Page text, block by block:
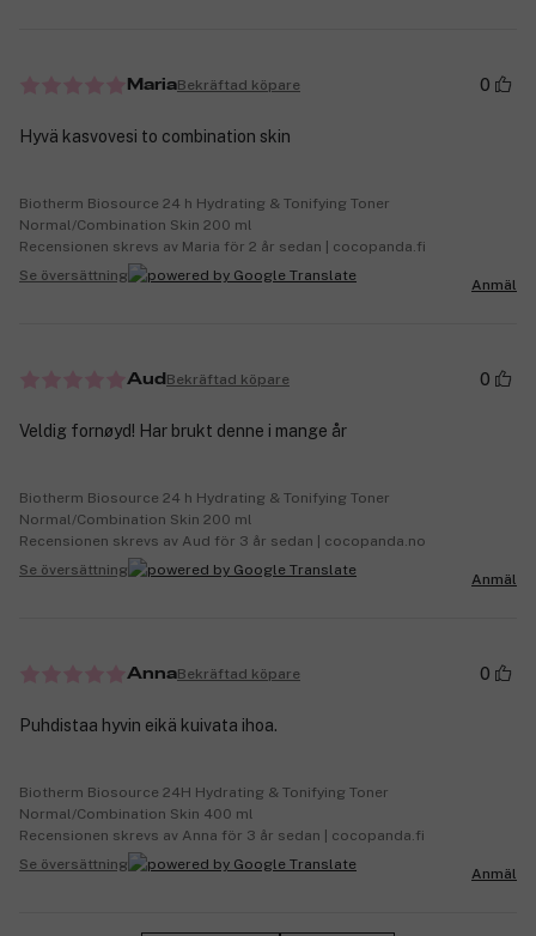
MariaBekräftad köpare 0
Hyvä kasvovesi to combination skin
Biotherm Biosource 24 h Hydrating & Tonifying Toner
Normal/Combination Skin 200 ml
Recensionen skrevs av Maria för 2 år sedan | cocopanda.fi
Se översättning
Anmäl
Aud Bekräftad köpare 0
Veldig fornøyd! Har brukt denne i mange år
Biotherm Biosource 24 h Hydrating & Tonifying Toner
Normal/Combination Skin 200 ml
Recensionen skrevs av Aud för 3 år sedan | cocopanda.no
Se översättning
Anmäl
AnnaBekräftad köpare 0
Puhdistaa hyvin eikä kuivata ihoa.
Biotherm Biosource 24H Hydrating & Tonifying Toner
Normal/Combination Skin 400 ml
Recensionen skrevs av Anna för 3 år sedan | cocopanda.fi
Se översättning
Anmäl